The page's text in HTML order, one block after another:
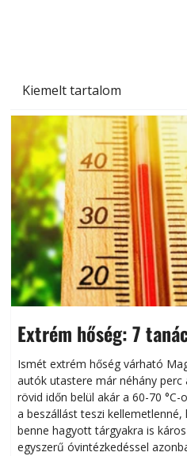
Kiemelt tartalom
Extrém hőség: 7
megóvhatjuk
Ismét extrém hőség várható
autók utastere már néhány
rövid időn belül akár a 60-70 °C-
a beszállást teszi
benne hagyott tárgyakra is
egyszerű óvintézkedéssel